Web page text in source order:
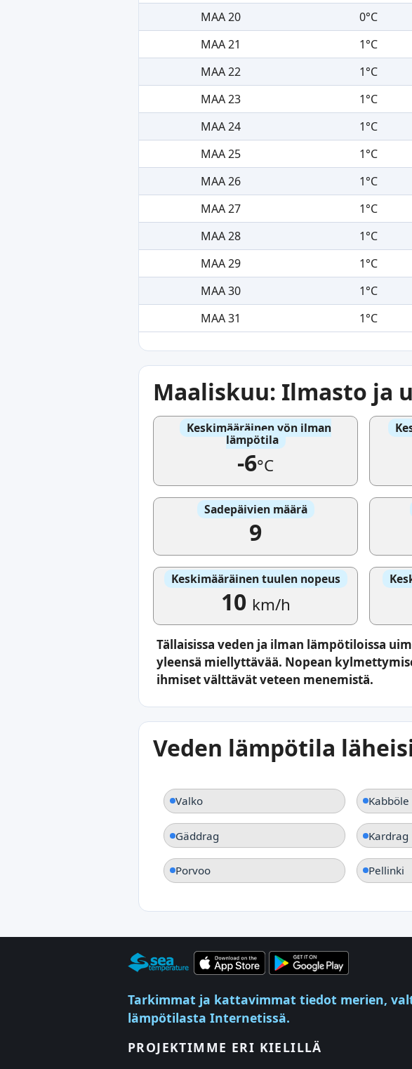
MAA 20
0°C
MAA 21
1°C
MAA 22
1°C
MAA 23
1°C
MAA 24
1°C
MAA 25
1°C
MAA 26
1°C
MAA 27
1°C
MAA 28
1°C
MAA 29
1°C
MAA 30
1°C
MAA 31
1°C
Maaliskuu: Ilmasto ja
Keskimääräinen yön ilman
lämpötila
-6°C
Sadepäivien määrä
9
Keskimääräinen tuulen nopeus
10 km/h
Tällaisissa veden ja ilman lämpötiloissa
yleensä miellyttävää. Nopean
ihmiset välttävät veteen menemistä.
Veden lämpötila
Valko Kabböle
Gäddrag Kardrag
Porvoo Pellinki
Tarkimmat ja kattavimmat tiedot merien,
lämpötilasta Internetissä.
PROJEKTIMME ERI KIELILLÄ